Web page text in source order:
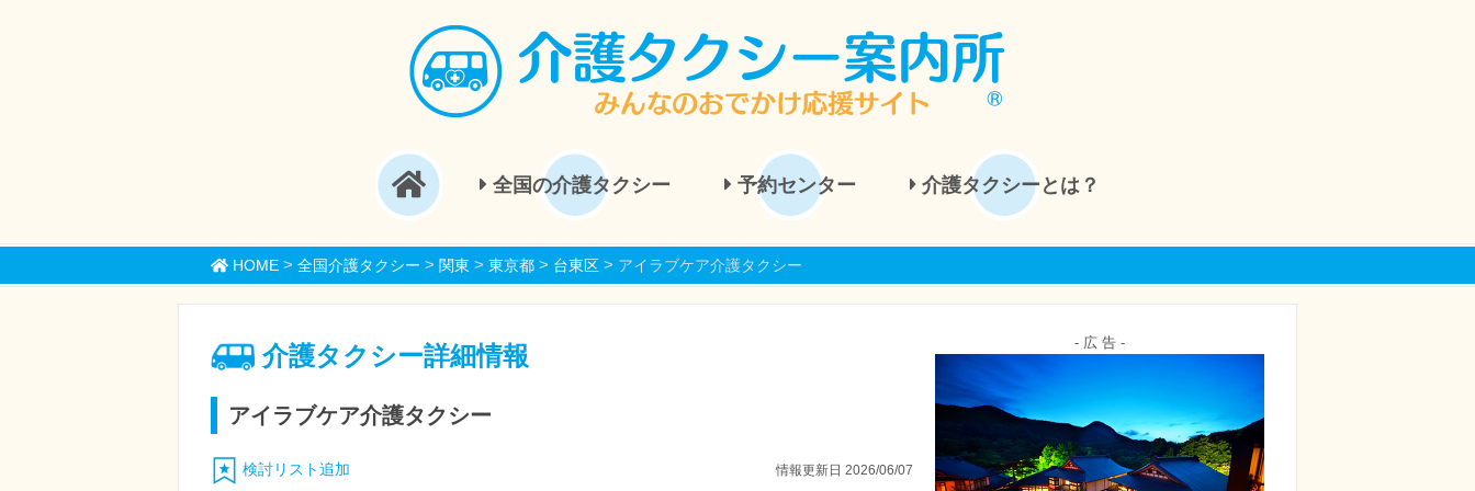
全国の介護タクシー 予約センター 介護タクシーとは？
HOME> 全国介護タクシー > 関東 > 東京都> 台東区> アイラブケア介護タクシー
介護タクシー詳細情報
アイラブケア介護タクシー
検討リスト追加 情報更新日 2026/06/07
- 広 告 -